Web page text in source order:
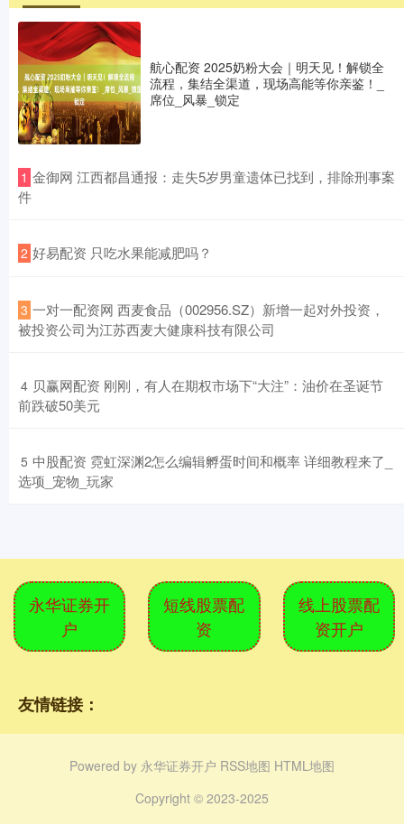
航心配资 2025奶粉大会｜明天见！解锁全
流程，集结全渠道，现场高能等你亲鉴！_
席位_风暴_锁定
1 ​金御网 江西都昌通报：走失5岁男童遗体已找到，排除刑事案
件
2 ​好易配资 只吃水果能减肥吗？
3 ​一对一配资网 西麦食品（002956.SZ）新增一起对外投资，
被投资公司为江苏西麦大健康科技有限公司
4 ​贝赢网配资 刚刚，有人在期权市场下“大注”：油价在圣诞节
前跌破50美元
5 ​中股配资 霓虹深渊2怎么编辑孵蛋时间和概率 详细教程来了_
选项_宠物_玩家
永华证券开
户
短线股票配
资
线上股票配
资开户
友情链接：
Powered by 永华证券开户 RSS地图 HTML地图
Copyright © 2023-2025